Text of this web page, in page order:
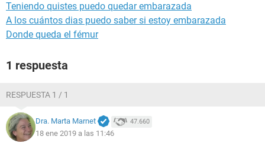
Teniendo quistes puedo quedar embarazada
A los cuántos dias puedo saber si estoy embarazada
Donde queda el fémur
1 respuesta
RESPUESTA 1 / 1
Dra. Marta Marnet 47.660
18 ene 2019 a las 11:46